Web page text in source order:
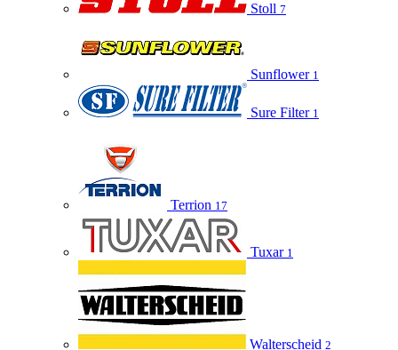
Stoll 7
Sunflower 1
Sure Filter 1
Terrion 17
Tuxar 1
Walterscheid 2